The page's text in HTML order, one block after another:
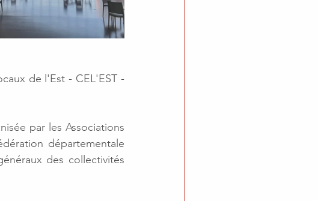
de l'Est - CEL'EST -
par les Associations
départementale
des collectivités